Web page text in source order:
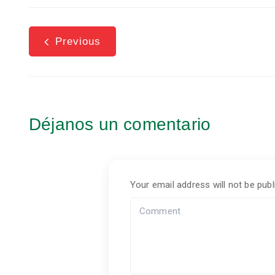
Previous
Déjanos un comentario
Your email address will not be